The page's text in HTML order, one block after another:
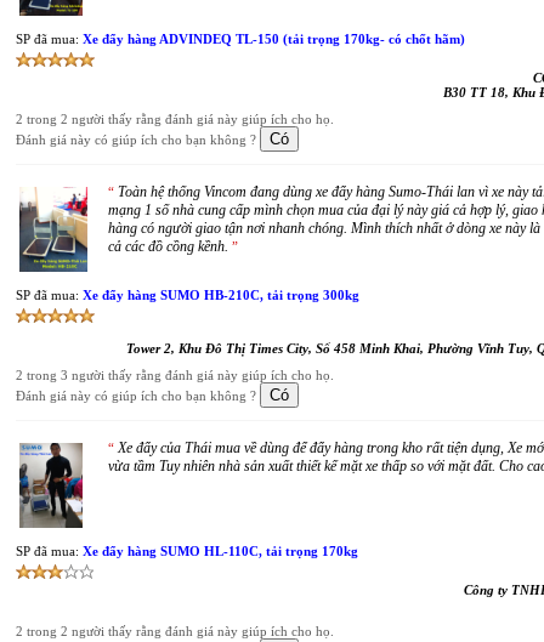
SP đã mua: Xe đẩy hàng ADVINDEQ TL-150 (tải trọng 170kg- có chốt hãm)
B30 TT 18, Khu
2 trong 2 người thấy rằng đánh giá này giúp ích cho họ.
Đánh giá này có giúp ích cho bạn không ?
“ Toàn hệ thống Vincom đang dùng xe đẩy hàng Sumo-Thái lan vì xe này
mạng 1 số nhà cung cấp mình chọn mua của đại lý này giá cả hợp lý,
hàng có người giao tận nơi nhanh chóng. Mình thích nhất ở dòng xe này
cả các đồ cồng kềnh. ”
SP đã mua: Xe đẩy hàng SUMO HB-210C, tải trọng 300kg
Tower 2, Khu Đô Thị Times City, Số 458 Minh Khai, Phường Vĩnh
2 trong 3 người thấy rằng đánh giá này giúp ích cho họ.
Đánh giá này có giúp ích cho bạn không ?
“ Xe đẩy của Thái mua về dùng để đẩy hàng trong kho rất tiện dụng, Xe
vừa tầm Tuy nhiên nhà sản xuất thiết kế mặt xe thấp so với mặt đất. Cho
SP đã mua: Xe đẩy hàng SUMO HL-110C, tải trọng 170kg
Công ty
2 trong 2 người thấy rằng đánh giá này giúp ích cho họ.